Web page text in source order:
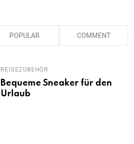
POPULAR COMMENT
REISEZUBEHÖR
Bequeme Sneaker für den
Urlaub